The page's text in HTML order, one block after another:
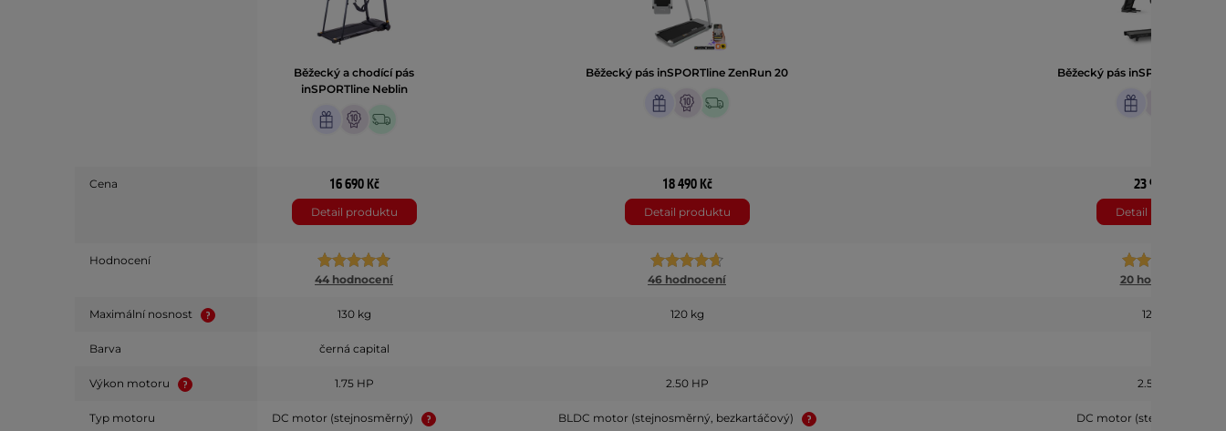
Běžecký a chodící pás
inSPORTline Neblin
Běžecký pás inSPORTline ZenRun 20 Běžecký pás inSPORTline
Cena 16 690 Kč
Detail produktu
18 490 Kč
Detail produktu
23 990 Kč
Detail produktu
Hodnocení
44 hodnocení
46 hodnocení 20 hodnocení
Maximální nosnost 130 kg 120 kg 120 kg
Barva černá capital
Výkon motoru 1.75 HP 2.50 HP 2.50 HP
Typ motoru DC motor (stejnosměrný) BLDC motor (stejnosměrný, bezkartáčový) DC motor (stejnosměrný)